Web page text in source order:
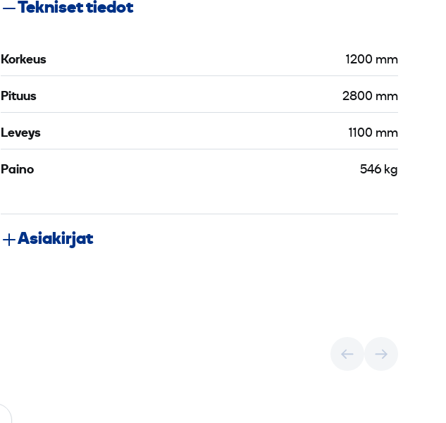
Tekniset tiedot
Korkeus 1200 mm
Pituus 2800 mm
Leveys 1100 mm
Paino 546 kg
Asiakirjat